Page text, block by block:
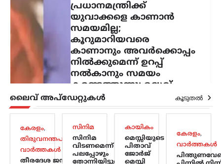
പ്രധാനമന്ത്രിക്ക്
യുവാക്കളെ കാണാൻ
സമയമില്ല;
കൂറുമാറിയവരെ
കാണാനും അവർക്കൊപ്പം
നിൽക്കുമെന്ന് ഉറപ്പ്
നൽകാനും സമയം
കണ്ടെത്തുന്നു: ഉദ്ധവ്
താക്കറെ
ന്യൂസ് ഡെസ്ക്
ഓഗസ്റ്റ്‌ 8, 2026
പ്രധാനമന്ത്രി നരേന്ദ്ര മോദിക്കെതിരെ
രൂക്ഷ വിമർശനവുമായി ശിവസേന
(യുബിടി) അധ്യക്ഷൻ ഉദ്ധവ് താക്കറെ.
രാജ്യത്ത് പ്രതിഷേധിക്കുന്ന യുവാക്കളുടെ
പ്രശ്നങ്ങൾ പരിഗണിക്കാൻ സമയം
ലൈവ് അപ്‌ഡേറ്റുകൾ കൂടുതൽ
കേരളം,
തിരുവനന്തപുരം,
വാർത്തകൾ
തീരദേശ ജനങ്ങളെ
സിനിമ
സിനിമ
വിടണമെന്ന്
പലപ്പോഴും
തോന്നിയിട്ടുണ്ട്;
കായികം
മെസ്സിയുടെ
പിതാവ്
ജോർജ്
മെസ്സി
കേരളം,
വാർത്തകൾ